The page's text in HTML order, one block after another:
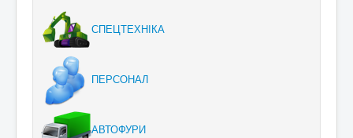
СПЕЦТЕХНІКА
ПЕРСОНАЛ
АВТОФУРИ